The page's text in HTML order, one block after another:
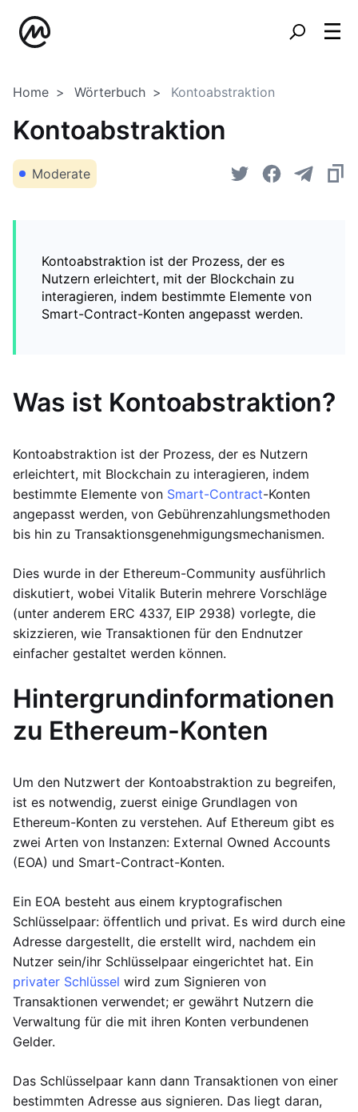
Home Wörterbuch Kontoabstraktion
Kontoabstraktion
Moderate
Kontoabstraktion ist der Prozess, der es
Nutzern erleichtert, mit der Blockchain zu
interagieren, indem bestimmte Elemente von
Smart-Contract-Konten angepasst werden.
Was ist Kontoabstraktion?
Kontoabstraktion ist der Prozess, der es Nutzern
erleichtert, mit Blockchain zu interagieren, indem
bestimmte Elemente von Smart-Contract-Konten
angepasst werden, von Gebührenzahlungsmethoden
bis hin zu Transaktionsgenehmigungsmechanismen.
Dies wurde in der Ethereum-Community ausführlich
diskutiert, wobei Vitalik Buterin mehrere Vorschläge
(unter anderem ERC 4337, EIP 2938) vorlegte, die
skizzieren, wie Transaktionen für den Endnutzer
einfacher gestaltet werden können.
Hintergrundinformationen
zu Ethereum-Konten
Um den Nutzwert der Kontoabstraktion zu begreifen,
ist es notwendig, zuerst einige Grundlagen von
Ethereum-Konten zu verstehen. Auf Ethereum gibt es
zwei Arten von Instanzen: External Owned Accounts
(EOA) und Smart-Contract-Konten.
Ein EOA besteht aus einem kryptografischen
Schlüsselpaar: öffentlich und privat. Es wird durch eine
Adresse dargestellt, die erstellt wird, nachdem ein
Nutzer sein/ihr Schlüsselpaar eingerichtet hat. Ein
privater Schlüssel wird zum Signieren von
Transaktionen verwendet; er gewährt Nutzern die
Verwaltung für die mit ihren Konten verbundenen
Gelder.
Das Schlüsselpaar kann dann Transaktionen von einer
bestimmten Adresse aus signieren. Das liegt daran,